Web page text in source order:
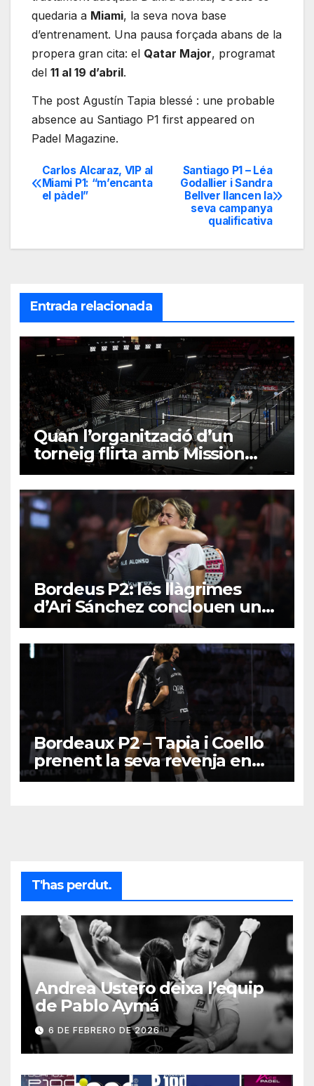
quedaria a Miami, la seva nova base
d’entrenament. Una pausa forçada abans de la
propera gran cita: el Qatar Major, programat
del 11 al 19 d’abril.
The post Agustín Tapia blessé : une probable
absence au Santiago P1 first appeared on
Padel Magazine.
Navegación
de
Santiago P1 – Léa
Godallier i Sandra
Bellver llancen la
seva campanya
qualificativa
Carlos Alcaraz, VIP al
Miami P1: “m’encanta
el pàdel”
Entrada relacionada
Quan l’organització d’un
torneig flirta amb Mission
Impossible
Bordeus P2: les llàgrimes
d’Ari Sánchez conclouen una
derrota inquietant…
Bordeaux P2 – Tapia i Coello
prenent la seva revenja en
una final d’alta intensitat
T'has perdut.
Andrea Ustero deixa l’equip
de Pablo Aymá
6 DE FEBRERO DE 2026